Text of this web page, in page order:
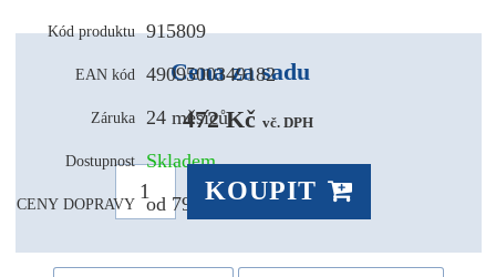
Kód produktu 915809
EAN kód 4909500349182
Záruka 24 měsíců
Dostupnost Skladem
CENY DOPRAVY od 79,- Kč
Cena za sadu
472 Kč vč. DPH
KOUPIT